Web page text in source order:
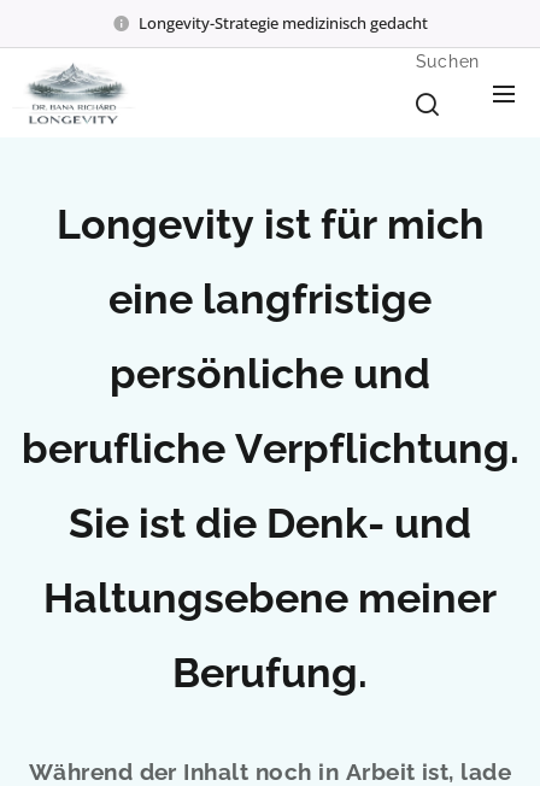
Longevity-Strategie medizinisch gedacht
Suchen
Longevity ist für mich
eine langfristige
persönliche und
berufliche Verpflichtung.
Sie ist die Denk- und
Haltungsebene meiner
Berufung.
Während der Inhalt noch in Arbeit ist, lade